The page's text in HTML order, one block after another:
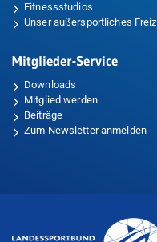
Fitnessstudios
Unser außersportliches
Mitglieder-Service
Downloads
Mitglied werden
Beiträge
Zum Newsletter anmelden